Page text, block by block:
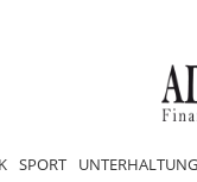
SPORT UNTERHALTUNG